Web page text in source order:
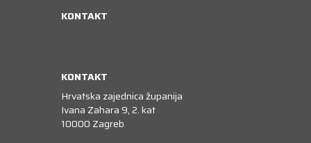
KONTAKT
KONTAKT
Hrvatska zajednica županija
Ivana Zahara 9, 2. kat
10000 Zagreb